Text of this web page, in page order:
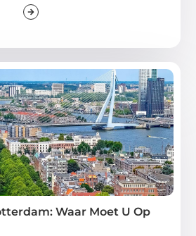
Waar Moet U Op